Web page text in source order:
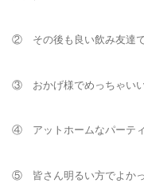
② その後も良い飲み友達で
③ おかげ様でめっちゃいい
④ アットホームなパーティ
⑤ 皆さん明るい方でよかっ